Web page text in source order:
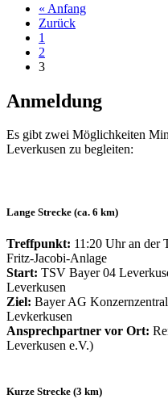
« Anfang
Zurück
1
2
3
Anmeldung
Es gibt zwei Möglichkeiten
Leverkusen zu begleiten:
Lange Strecke (ca. 6 km)
Treffpunkt: 11:20 Uhr an der
Fritz-Jacobi-Anlage
Start: TSV Bayer 04
Leverkusen
Ziel: Bayer AG
Levkerkusen
Ansprechpartner vor Ort:
Leverkusen e.V.)
Kurze Strecke (3 km)